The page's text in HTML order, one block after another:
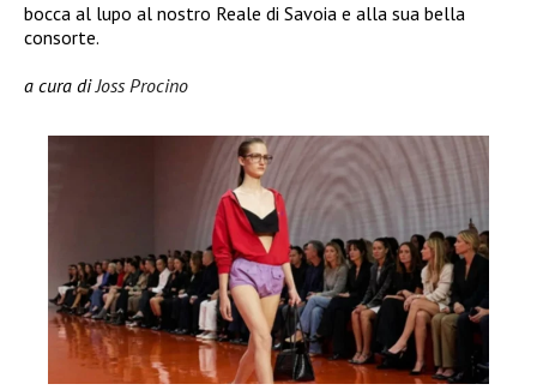
bocca al lupo al nostro Reale di Savoia e alla sua bella
consorte.
a cura diJoss Procino